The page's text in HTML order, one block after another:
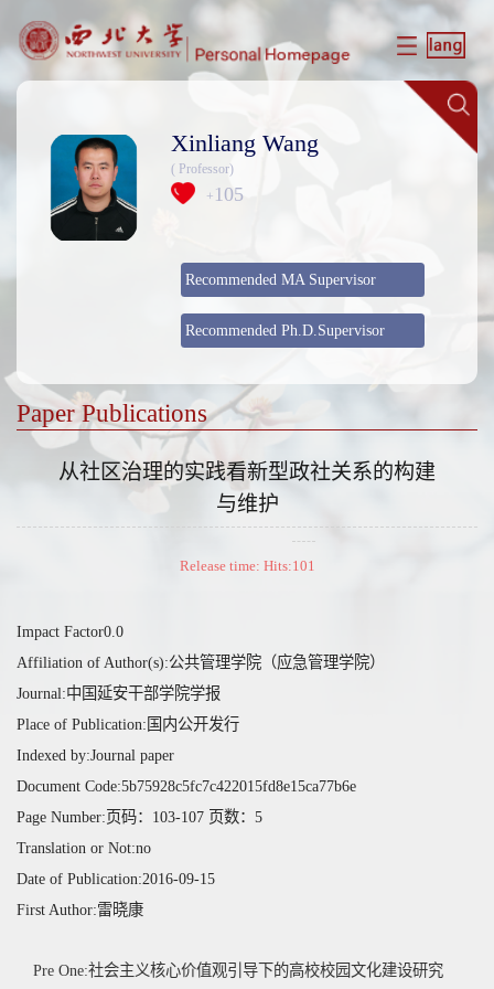
Xinliang Wang
( Professor)
+ 105
Recommended MA Supervisor
Recommended Ph.D.Supervisor
Paper Publications
从社区治理的实践看新型政社关系的构建
与维护
Release time: Hits:101
Impact Factor0.0
Affiliation of Author(s):公共管理学院（应急管理学院）
Journal:中国延安干部学院学报
Place of Publication:国内公开发行
Indexed by:Journal paper
Document Code:5b75928c5fc7c422015fd8e15ca77b6e
Page Number:页码：103-107 页数：5
Translation or Not:no
Date of Publication:2016-09-15
First Author:雷晓康
Pre One:社会主义核心价值观引导下的高校校园文化建设研究